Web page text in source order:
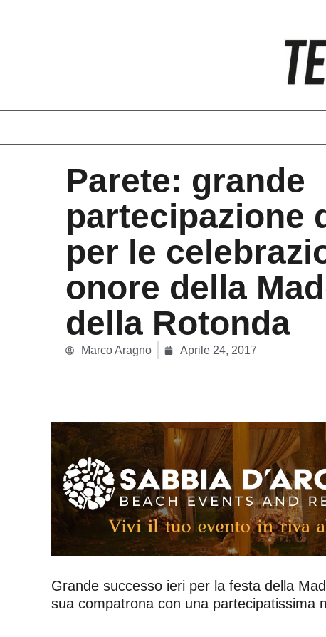
Parete: grande
partecipazione
per le
onore della
della Rotonda
Marco Aragno Aprile 24, 2017
Grande successo ieri per la festa della
sua compatrona con una partecipatissima